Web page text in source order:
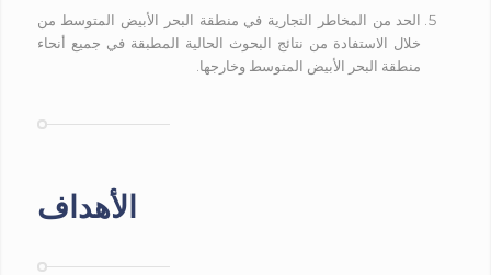
الحد من المخاطر التجارية في منطقة البحر الأبيض المتوسط من
خلال الاستفادة من نتائج البحوث الحالية المطبقة في جميع أنحاء
منطقة البحر الأبيض المتوسط وخارجها.
الأهداف